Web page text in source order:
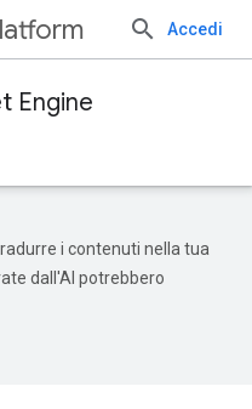
Accedi
Engine
i contenuti nella tua
dall'AI potrebbero